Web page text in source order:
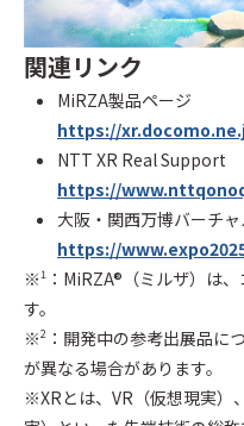
関連リンク
MiRZA製品ページ
https://
NTT XR Real Support
https://
大阪・関西万博バーチ
https://
※1 ：MiRZA®（ミルザ）は
す。
※2 ：開発中の参考出展品に
が異なる場合があります。
※XRとは、VR（仮想現実）